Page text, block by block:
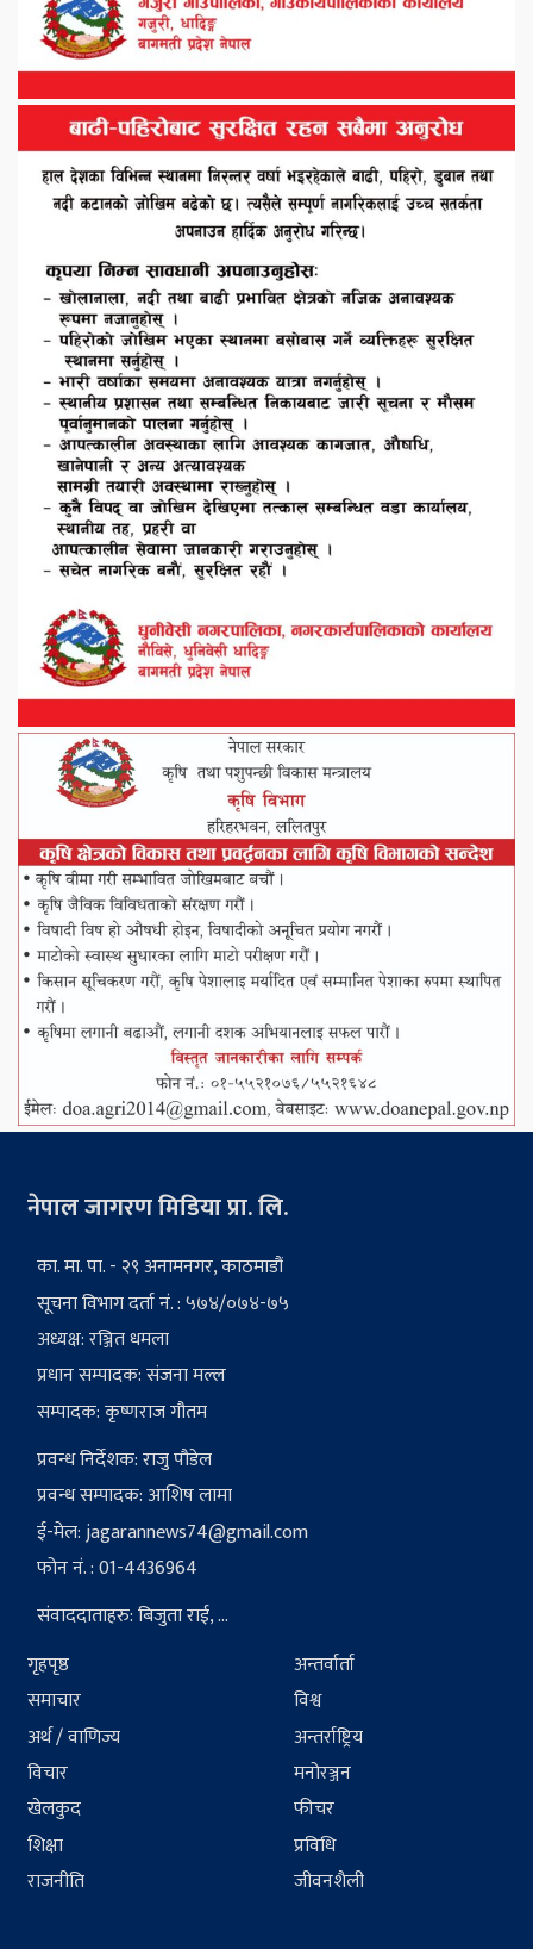
नेपाल जागरण मिडिया प्रा. लि.
का. मा. पा. - २९ अनामनगर, काठमाडौं
सूचना विभाग दर्ता नं. : ५७४/०७४-७५
अध्यक्ष: रञ्जित धमला
प्रधान सम्पादक: संजना मल्ल
सम्पादक: कृष्णराज गौतम
प्रवन्ध निर्देशक: राजु पौडेल
प्रवन्ध सम्पादक: आशिष लामा
ई-मेल:jagarannews74@gmail.com
फोन नं. : 01-4436964
संवाददाताहरु: बिजुता राई, ...
गृहपृष्ठ
समाचार
अर्थ / वाणिज्य
विचार
खेलकुद
शिक्षा
राजनीति
अन्तर्वार्ता
विश्व
अन्तर्राष्ट्रिय
मनोरञ्जन
फीचर
प्रविधि
जीवनशैली